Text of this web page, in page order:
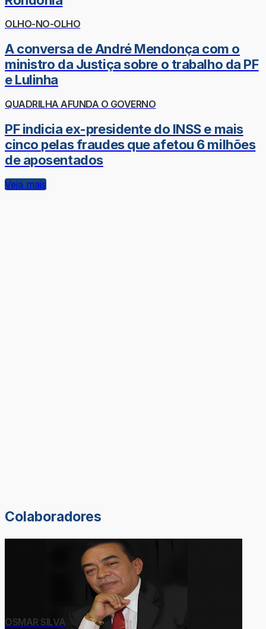
OLHO-NO-OLHO
A conversa de André Mendonça com o
ministro da Justiça sobre o trabalho da PF
e Lulinha
QUADRILHA AFUNDA O GOVERNO
PF indicia ex-presidente do INSS e mais
cinco pelas fraudes que afetou 6 milhões
de aposentados
Veja mais
Colaboradores
OSMAR SILVA